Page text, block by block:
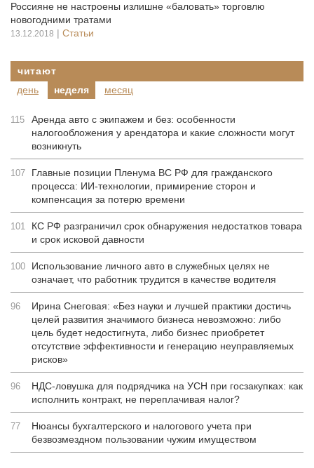
Россияне не настроены излишне «баловать» торговлю
новогодними тратами
13.12.2018 | Статьи
читают
день
неделя месяц
115
Аренда авто с экипажем и без: особенности
налогообложения у арендатора и какие сложности могут
возникнуть
107
Главные позиции Пленума ВС РФ для гражданского
процесса: ИИ-технологии, примирение сторон и
компенсация за потерю времени
101
КС РФ разграничил срок обнаружения недостатков товара
и срок исковой давности
100
Использование личного авто в служебных целях не
означает, что работник трудится в качестве водителя
96
Ирина Снеговая: «Без науки и лучшей практики достичь
целей развития значимого бизнеса невозможно: либо
цель будет недостигнута, либо бизнес приобретет
отсутствие эффективности и генерацию неуправляемых
рисков»
96
НДС-ловушка для подрядчика на УСН при госзакупках: как
исполнить контракт, не переплачивая налог?
77
Нюансы бухгалтерского и налогового учета при
безвозмездном пользовании чужим имуществом